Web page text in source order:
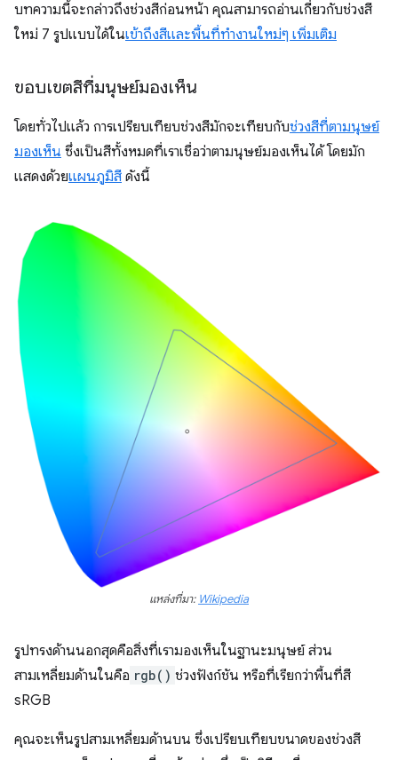
บทความนี้จะกล่าวถึงช่วงสีก่อนหน้า คุณสามารถอ่านเกี่ยวกับช่วงสี
ใหม่ 7 รูปแบบได้ในเข้าถึงสีและพื้นที่ทำงานใหม่ๆ เพิ่มเติม
ขอบเขตสีที่มนุษย์มองเห็น
โดยทั่วไปแล้ว การเปรียบเทียบช่วงสีมักจะเทียบกับช่วงสีที่ตามนุษย์
มองเห็น ซึ่งเป็นสีทั้งหมดที่เราเชื่อว่าตามนุษย์มองเห็นได้ โดยมัก
แสดงด้วยแผนภูมิสี ดังนี้
แหล่งที่มา: Wikipedia
รูปทรงด้านนอกสุดคือสิ่งที่เรามองเห็นในฐานะมนุษย์ ส่วน
สามเหลี่ยมด้านในคือ rgb() ช่วงฟังก์ชัน หรือที่เรียกว่าพื้นที่สี
sRGB
คุณจะเห็นรูปสามเหลี่ยมด้านบน ซึ่งเปรียบเทียบขนาดของช่วงสี